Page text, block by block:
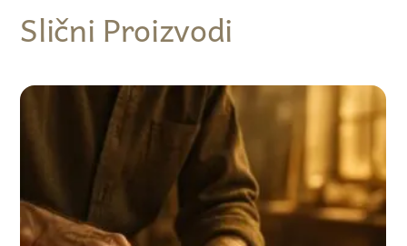
Slični Proizvodi